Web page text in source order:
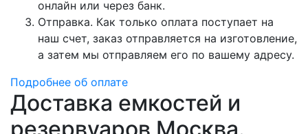
онлайн или через банк.
Отправка. Как только оплата поступает на
наш счет, заказ отправляется на изготовление,
а затем мы отправляем его по вашему адресу.
Подробнее об оплате
Доставка емкостей и